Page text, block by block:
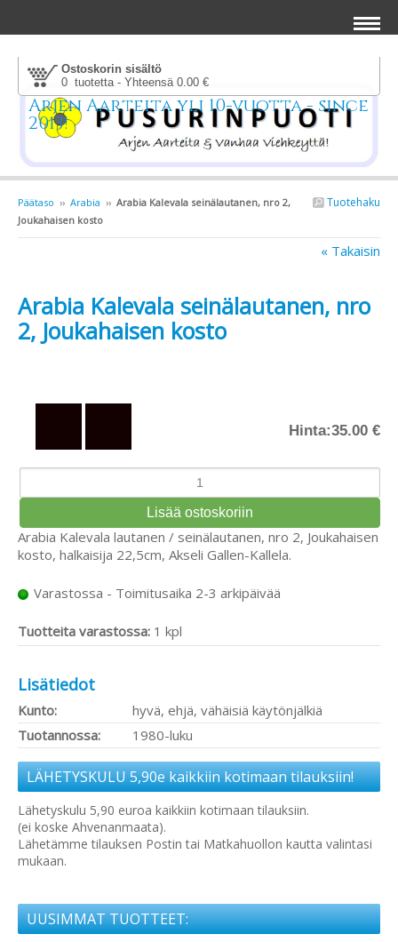
Ostoskorin sisältö
0 tuotetta - Yhteensä 0.00 €
Arjen Aarteita yli 10-vuotta - since
2013!
Tuotehaku
Päätaso ›› Arabia ›› Arabia Kalevala seinälautanen, nro 2,
Joukahaisen kosto
« Takaisin
Arabia Kalevala seinälautanen, nro
2, Joukahaisen kosto
Hinta:35.00 €
Arabia Kalevala lautanen / seinälautanen, nro 2, Joukahaisen
kosto, halkaisija 22,5cm, Akseli Gallen-Kallela.
Varastossa - Toimitusaika 2-3 arkipäivää
Tuotteita varastossa: 1 kpl
Lisätiedot
Kunto:
hyvä, ehjä, vähäisiä käytönjälkiä
Tuotannossa:
1980-luku
LÄHETYSKULU 5,90e kaikkiin kotimaan tilauksiin!
Lähetyskulu 5,90 euroa kaikkiin kotimaan tilauksiin.
(ei koske Ahvenanmaata).
Lähetämme tilauksen Postin tai Matkahuollon kautta valintasi
mukaan.
UUSIMMAT TUOTTEET: